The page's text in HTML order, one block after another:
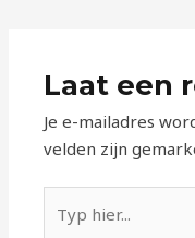
Laat een
Je e-mailadres
velden zijn
hier...